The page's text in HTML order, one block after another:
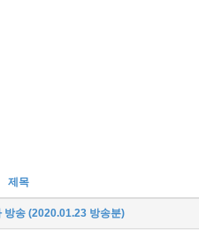
제목
송 (2020.01.23 방송분)